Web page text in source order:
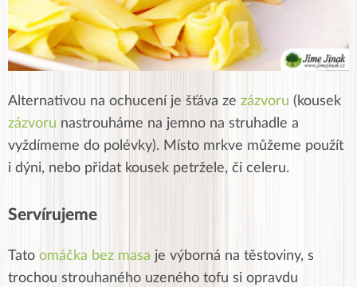
Alternativou na ochucení je šťáva ze zázvoru (kousek
zázvoru nastrouháme na jemno na struhadle a
vyždímeme do polévky). Místo mrkve můžeme použít
i dýni, nebo přidat kousek petržele, či celeru.
Servírujeme
Tato omáčka bez masa je výborná na těstoviny, s
trochou strouhaného uzeného tofu si opravdu